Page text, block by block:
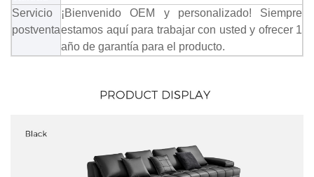
Servicio
postventa
¡Bienvenido OEM y personalizado! Siempre
estamos aquí para trabajar con usted y ofrecer 1
año de garantía para el producto.